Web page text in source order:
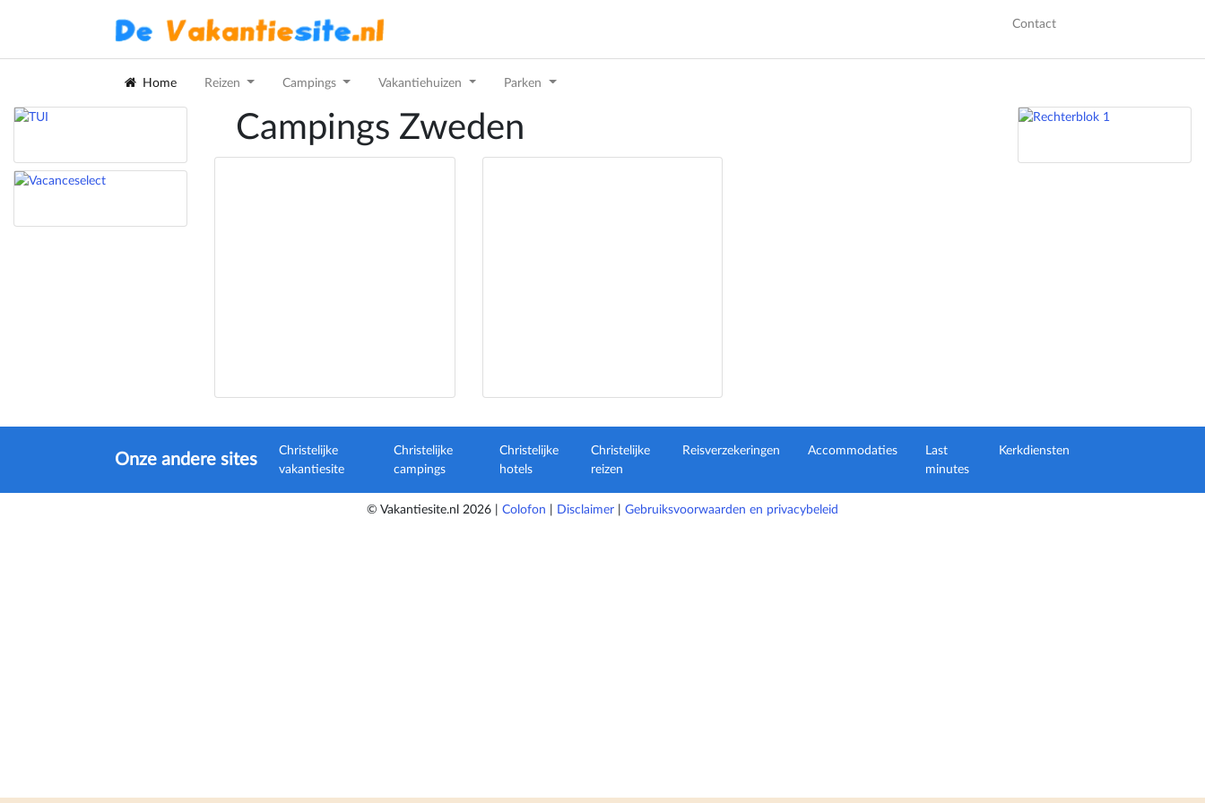
Contact
Home Reizen Campings Vakantiehuizen Parken
Campings Zweden
Onze andere sites
Christelijke
vakantiesite
Christelijke
campings
Christelijke
hotels
Christelijke
reizen
Reisverzekeringen Accommodaties
Last
minutes
Kerkdiensten
© Vakantiesite.nl 2026 | Colofon | Disclaimer | Gebruiksvoorwaarden en privacybeleid